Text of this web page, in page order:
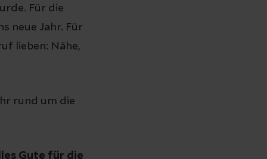
Für die
neue Jahr. Für
lieben: Nähe,
rund um die
Gute für die